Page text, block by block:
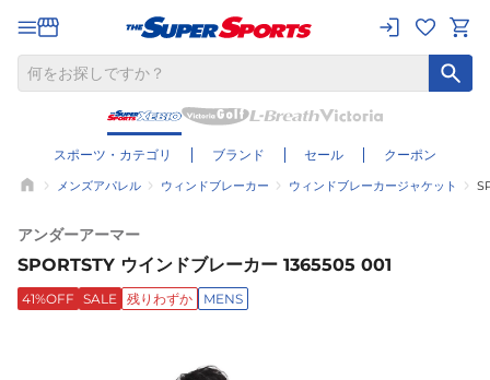
スポーツ・カテゴリ ブランド セール クーポン
メンズアパレル ウィンドブレーカー ウィンドブレーカージャケット
アンダーアーマー
SPORTSTY ウインドブレーカー 1365505 001
41%OFF SALE 残りわずか MENS